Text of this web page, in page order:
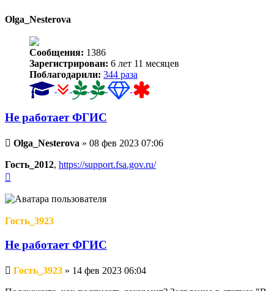
Olga_Nesterova
Сообщения: 1386
Зарегистрирован: 6 лет 11 месяцев
Поблагодарили: 344 раза
Не работает ФГИС
Непрочитанное
сообщение
Olga_Nesterova » 08 фев 2023 07:06
Гость_2012, https://support.fsa.gov.ru/
началу
Гость_3923
Не работает ФГИС
Непрочитанное
сообщение
Гость_3923 » 14 фев 2023 06:04